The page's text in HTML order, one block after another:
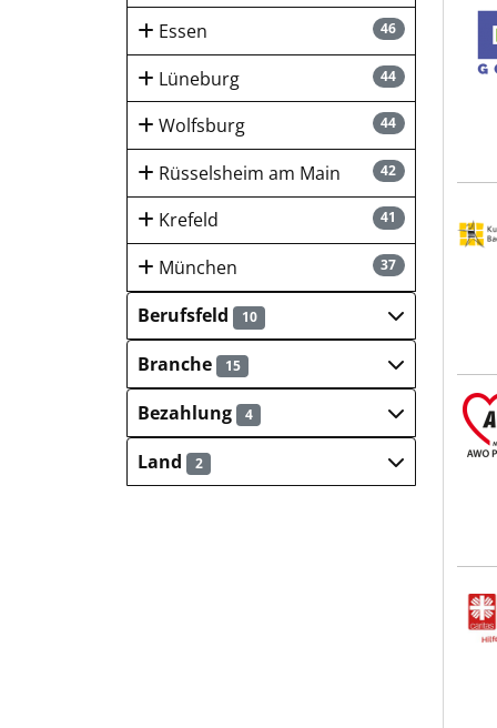
46
Essen
44
Lüneburg
44
Wolfsburg
42
Rüsselsheim am Main
41
Krefeld
37
München
Berufsfeld
10
Branche 15
Bezahlung 4
Land 2